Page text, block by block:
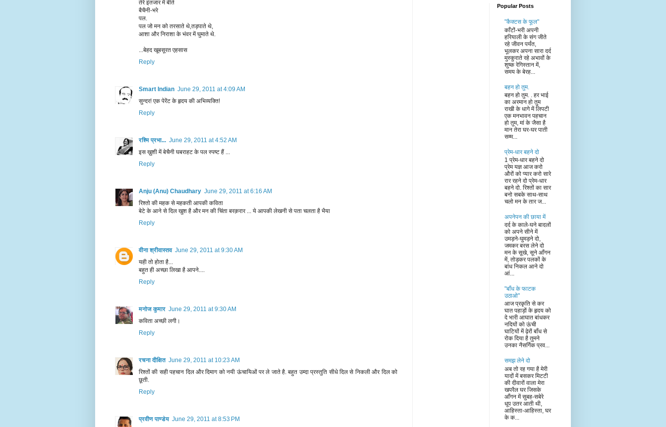
तेरे इंतजार में बीते
बैचैनी-भरे
पल.
पल जो मन को तरसाते थे,तड़पाते थे,
आशा और निराशा के भंवर में घुमाते थे.
...बेहद खूबसूरत एहसास
Reply
Smart Indian June 29, 2011 at 4:09 AM
सुन्दर! एक पेरेंट के हृदय की अभिव्यक्ति!
Reply
रश्मि प्रभा... June 29, 2011 at 4:52 AM
इस ख़ुशी में बेचैनी घबराहट के पल स्पष्ट हैं ...
Reply
Anju (Anu) Chaudhary June 29, 2011 at 6:16 AM
रिश्तो की महक से महकती आपकी कविता
बेटे के आने से दिल खुश है और मन की चिंता बरक़रार ... ये आपकी लेखनी से पता चलता है भैया
Reply
वीना श्रीवास्तव June 29, 2011 at 9:30 AM
यही तो होता है...
बहुत ही अच्छा लिखा है आपने....
Reply
मनोज कुमार June 29, 2011 at 9:30 AM
कविता अच्छी लगी।
Reply
रचना दीक्षित June 29, 2011 at 10:23 AM
रिश्तों की सही पहचान दिल और दिमाग को नयी ऊंचायिओं पर ले जाते है. बहुत उम्दा प्रस्तुति सीधे दिल से निकली और दिल को
छूती.
Reply
प्रवीण पाण्डेय June 29, 2011 at 8:53 PM
Popular Posts
"कैक्टस के फूल"
काँटों-भरी अपनी
हरियाली के संग जीते
रहे जीवन पर्यंत,
भूलकर अपना सारा दर्द
मुस्कुराते रहे अभावों के
शुष्क रेगिस्तान में,
समय के बेरह...
बहन हो तुम.
बहन हो तुम. . हर भाई
का अरमान हो तुम
राखी के धागे में लिपटी
एक मनभावन पहचान
हो तुम, मां के जैसा है
मान तेरा घर-घर पाती
सम्म...
प्रेम-धार बहने दो
1 प्रेम-धार बहने दो
प्रेम यज्ञ आज करो
औरों को प्यार करो सारे
रार रहने दो प्रेम-धार
बहने दो. रिश्तों का सार
बनो सबके साथ-साथ
चलो मन के तार ज...
अपनेपन की छाया में
दर्द के काले-घने बादलों
को अपने सीने में
उमड़ने-घुमड़ने दो,
जमकर बरस लेने दो
मन के सूखे, सूने आँगन
में, तोड़कर पलकों के
बांध निकल आने दो
आं...
"बाँध के फाटक
उठाओ"
आज प्रकृति से कर
घात पहाड़ों के हृदय को
दे भारी आघात बांधकर
नदियों को ऊंची
घाटियों में ढ़ेरों बाँध से
रोक दिया है तुमने
उनका नैसर्गिक प्रव...
समझ लेने दो
अब तो रह गया है मेरी
यादों में बसकर मिटटी
की दीवारों वाला मेरा
खपरैल घर जिसके
आँगन में सुबह-सबेरे
धूप उतर आती थी,
आहिस्ता-आहिस्ता, घर
के क...